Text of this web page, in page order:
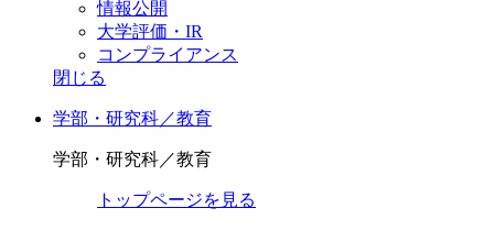
情報公開
大学評価・IR
コンプライアンス
閉じる
学部・研究科／教育
学部・研究科／教育
トップページを見る